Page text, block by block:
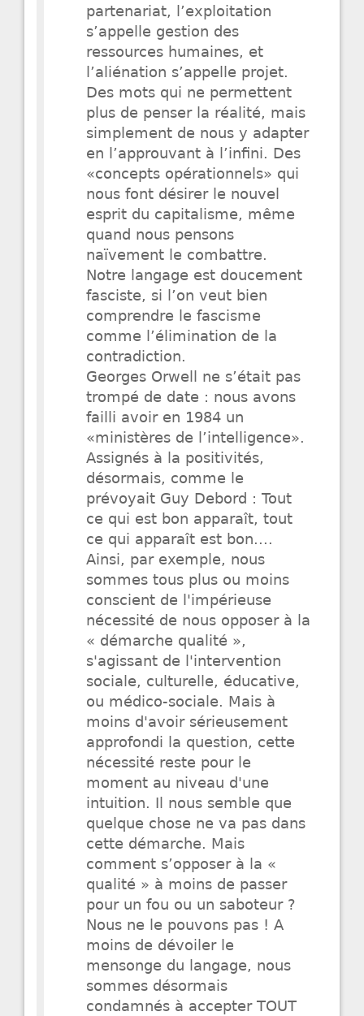
partenariat, l’exploitation
s’appelle gestion des
ressources humaines, et
l’aliénation s’appelle projet.
Des mots qui ne permettent
plus de penser la réalité, mais
simplement de nous y adapter
en l’approuvant à l’infini. Des
«concepts opérationnels» qui
nous font désirer le nouvel
esprit du capitalisme, même
quand nous pensons
naïvement le combattre.
Notre langage est doucement
fasciste, si l’on veut bien
comprendre le fascisme
comme l’élimination de la
contradiction.
Georges Orwell ne s’était pas
trompé de date : nous avons
failli avoir en 1984 un
«ministères de l’intelligence».
Assignés à la positivités,
désormais, comme le
prévoyait Guy Debord : Tout
ce qui est bon apparaît, tout
ce qui apparaît est bon....
Ainsi, par exemple, nous
sommes tous plus ou moins
conscient de l'impérieuse
nécessité de nous opposer à la
« démarche qualité »,
s'agissant de l'intervention
sociale, culturelle, éducative,
ou médico-sociale. Mais à
moins d'avoir sérieusement
approfondi la question, cette
nécessité reste pour le
moment au niveau d'une
intuition. Il nous semble que
quelque chose ne va pas dans
cette démarche. Mais
comment s’opposer à la «
qualité » à moins de passer
pour un fou ou un saboteur ?
Nous ne le pouvons pas ! A
moins de dévoiler le
mensonge du langage, nous
sommes désormais
condamnés à accepter TOUT